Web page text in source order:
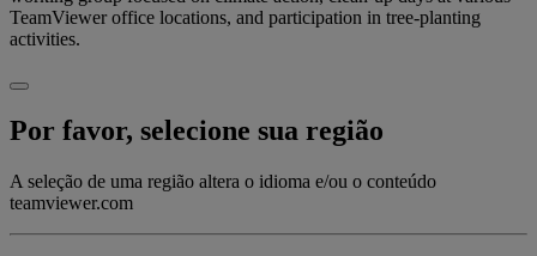
TeamViewer office locations, and participation in tree-planting
activities.
Por favor, selecione sua região
A seleção de uma região altera o idioma e/ou o conteúdo
teamviewer.com